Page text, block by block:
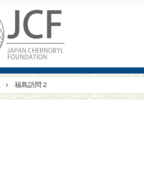
福島訪問２